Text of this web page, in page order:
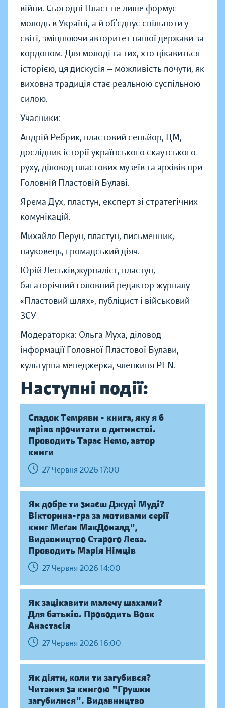
війни. Сьогодні Пласт не лише формує
молодь в Україні, а й об’єднує спільноти у
світі, зміцнюючи авторитет нашої держави за
кордоном. Для молоді та тих, хто цікавиться
історією, ця дискусія — можливість почути, як
виховна традиція стає реальною суспільною
силою.
Учасники:
Андрій Ребрик, пластовий сеньйор, ЦМ,
дослідник історії українського скаутського
руху, діловод пластових музеїв та архівів при
Головній Пластовій Булаві.
Ярема Дух, пластун, експерт зі стратегічних
комунікацій.
Михайло Перун, пластун, письменник,
науковець, громадський діяч.
Юрій Леськів,журналіст, пластун,
багаторічний головний редактор журналу
«Пластовий шлях», публіцист і військовий
ЗСУ
Модераторка: Ольга Муха, діловод
інформації Головної Пластової Булави,
культурна менеджерка, членкиня PEN.
Наступні події:
Спадок Темряви - книга, яку я б
мріяв прочитати в дитинстві.
Проводить Тарас Немо, автор
книги
27 Червня 2026 17:00
Як добре ти знаєш Джуді Муді?
Вікторина-гра за мотивами серії
книг Меґан МакДоналд",
Видавництво Старого Лева.
Проводить Марія Німців
27 Червня 2026 14:00
Як зацікавити малечу шахами?
Для батьків. Проводить Вовк
Анастасія
27 Червня 2026 16:00
Як діяти, коли ти загубився?
Читання за книгою "Грушки
загубилися". Видавництво